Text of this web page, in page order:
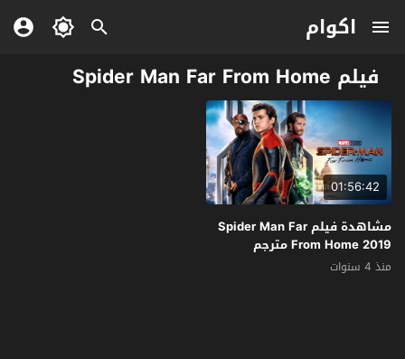
اكوام
فيلم Spider Man Far From Home
01:56:42
مشاهدة فيلم Spider Man Far
From Home 2019 مترجم
منذ 4 سنوات